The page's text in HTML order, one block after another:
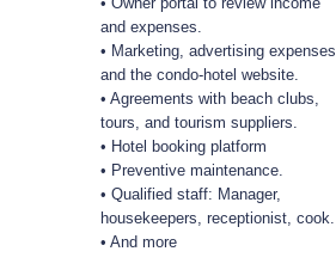
and expenses.
• Marketing, advertising expenses,
and the condo-hotel website.
• Agreements with beach clubs,
tours, and tourism suppliers.
• Hotel booking platform
• Preventive maintenance.
• Qualified staff: Manager,
housekeepers, receptionist, cook.
• And more